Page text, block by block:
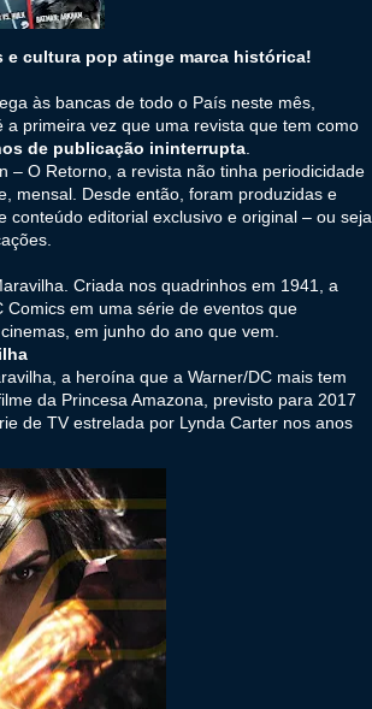
cultura pop atinge marca histórica!
às bancas de todo o País neste mês,
primeira vez que uma revista que tem como
de publicação ininterrupta
– O Retorno, a revista não tinha periodicidade
mensal. Desde então, foram produzidas e
editorial exclusivo e original – ou seja,
Criada nos quadrinhos em 1941, a
em uma série de eventos que
em junho do ano que vem.
a heroína que a Warner/DC mais tem
da Princesa Amazona, previsto para 2017
de TV estrelada por Lynda Carter nos anos